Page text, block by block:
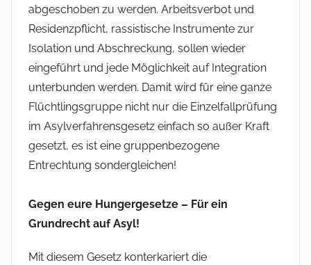
abgeschoben zu werden. Arbeitsverbot und
Residenzpflicht, rassistische Instrumente zur
Isolation und Abschreckung, sollen wieder
eingeführt und jede Möglichkeit auf Integration
unterbunden werden. Damit wird für eine ganze
Flüchtlingsgruppe nicht nur die Einzelfallprüfung
im Asylverfahrensgesetz einfach so außer Kraft
gesetzt, es ist eine gruppenbezogene
Entrechtung sondergleichen!
Gegen eure Hungergesetze – Für ein
Grundrecht auf Asyl!
Mit diesem Gesetz konterkariert die